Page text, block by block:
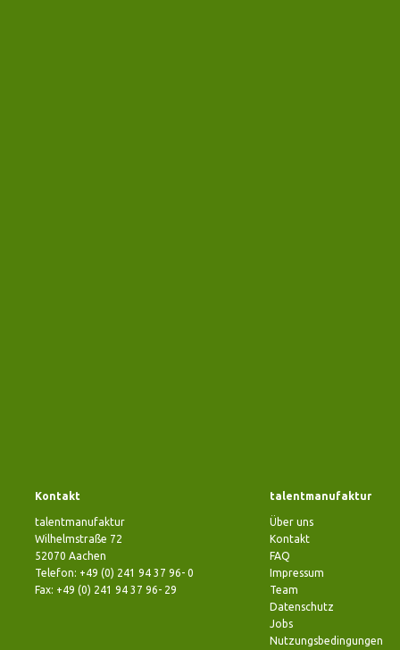
Kontakt
talentmanufaktur
Wilhelmstraße 72
52070 Aachen
Telefon: +49 (0) 241 94 37 96- 0
Fax: +49 (0) 241 94 37 96- 29
talentmanufaktur
Über uns
Kontakt
FAQ
Impressum
Team
Datenschutz
Jobs
Nutzungsbedingungen